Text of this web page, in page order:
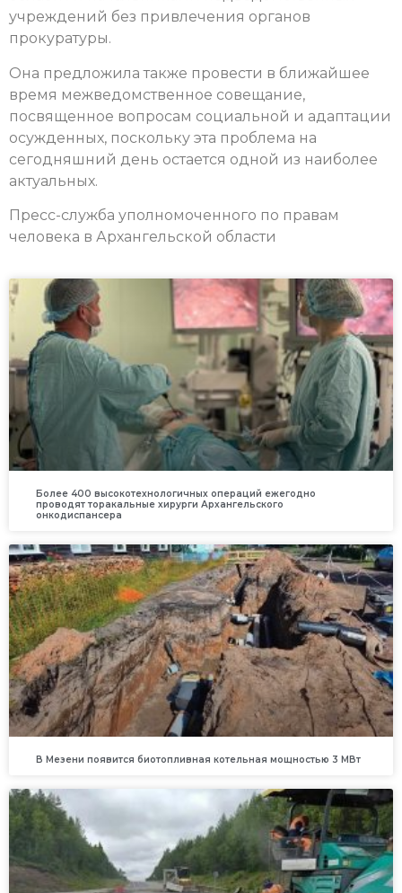
учреждений без привлечения органов
прокуратуры.
Она предложила также провести в ближайшее
время межведомственное совещание,
посвященное вопросам социальной и адаптации
осужденных, поскольку эта проблема на
сегодняшний день остается одной из наиболее
актуальных.
Пресс-служба уполномоченного по правам
человека в Архангельской области
Более 400 высокотехнологичных операций ежегодно
проводят торакальные хирурги Архангельского
онкодиспансера
В Мезени появится биотопливная котельная мощностью 3 МВт